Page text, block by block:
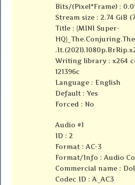
Bits/(Pixel*Frame) :
Stream size : 2.74 GiB
Title : {MINI Super-
Writing library : x264
121396c
Language : English
Default : Yes
Forced : No
Audio #1
ID : 2
Format : AC-3
Format/Info : Audio
Commercial name :
Codec ID : A_AC3